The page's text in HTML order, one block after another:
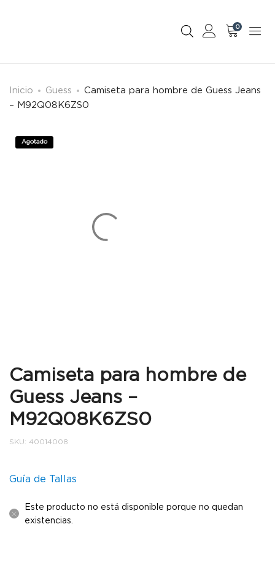
0
Inicio Guess
Camiseta para hombre de Guess Jeans
– M92Q08K6ZS0
Agotado
Camiseta para hombre de
Guess Jeans –
M92Q08K6ZS0
SKU: 40014008
Guía de Tallas
Este producto no está disponible porque no quedan
existencias.